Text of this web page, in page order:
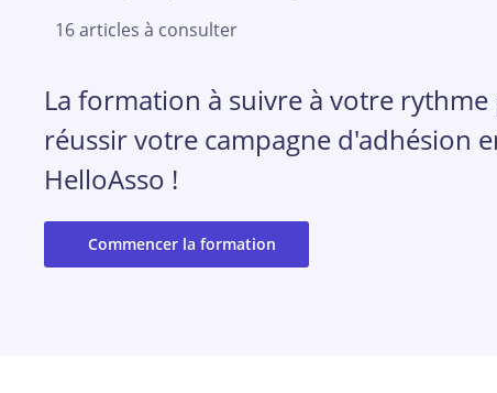
16 articles à consulter
La formation à suivre à votre
réussir votre campagne d'adhésion
HelloAsso !
Commencer la formation